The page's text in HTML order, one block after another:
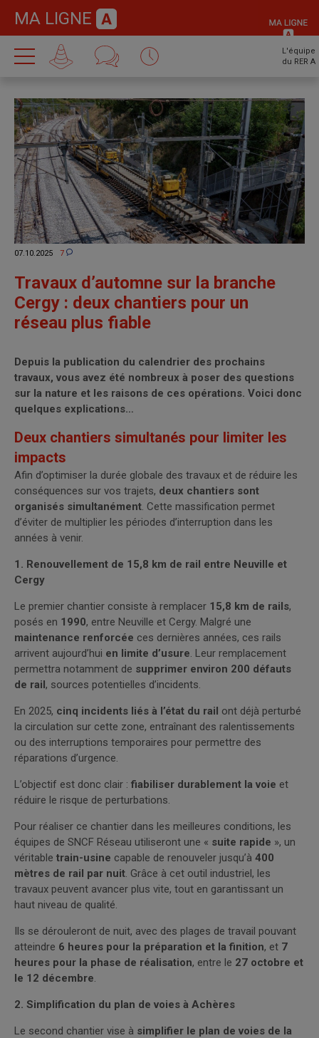
MA LIGNE
L'équipe
du RER A
07.10.2025 7
Travaux d’automne sur la branche
Cergy : deux chantiers pour un
réseau plus fiable
Depuis la publication du calendrier des prochains
travaux, vous avez été nombreux à poser des questions
sur la nature et les raisons de ces opérations. Voici donc
quelques explications…
Deux chantiers simultanés pour limiter les
impacts
Afin d’optimiser la durée globale des travaux et de réduire les
conséquences sur vos trajets, deux chantiers sont
organisés simultanément. Cette massification permet
d’éviter de multiplier les périodes d’interruption dans les
années à venir.
1. Renouvellement de 15,8 km de rail entre Neuville et
Cergy
Le premier chantier consiste à remplacer 15,8 km de rails,
posés en 1990, entre Neuville et Cergy. Malgré une
maintenance renforcée ces dernières années, ces rails
arrivent aujourd’hui en limite d’usure. Leur remplacement
permettra notamment de supprimer environ 200 défauts
de rail, sources potentielles d’incidents.
En 2025, cinq incidents liés à l’état du rail ont déjà perturbé
la circulation sur cette zone, entraînant des ralentissements
ou des interruptions temporaires pour permettre des
réparations d’urgence.
L’objectif est donc clair : fiabiliser durablement la voie et
réduire le risque de perturbations.
Pour réaliser ce chantier dans les meilleures conditions, les
équipes de SNCF Réseau utiliseront une « suite rapide », un
véritable train-usine capable de renouveler jusqu’à 400
mètres de rail par nuit. Grâce à cet outil industriel, les
travaux peuvent avancer plus vite, tout en garantissant un
haut niveau de qualité.
Ils se dérouleront de nuit, avec des plages de travail pouvant
atteindre 6 heures pour la préparation et la finition, et 7
heures pour la phase de réalisation, entre le 27 octobre et
le 12 décembre.
2. Simplification du plan de voies à Achères
Le second chantier vise à simplifier le plan de voies de la